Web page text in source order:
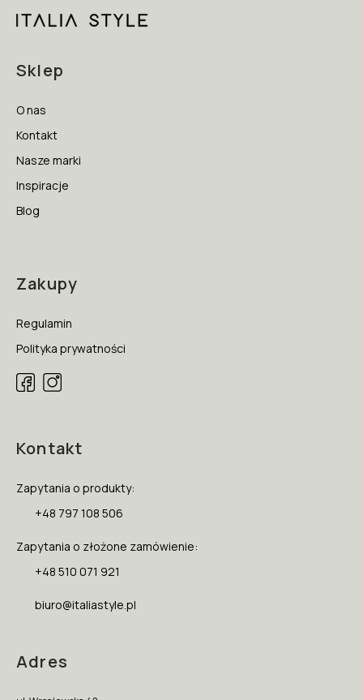
Sklep
O nas
Kontakt
Nasze marki
Inspiracje
Blog
Zakupy
Regulamin
Polityka prywatności
Kontakt
Zapytania o produkty:
+48 797 108 506
Zapytania o złożone zamówienie:
+48 510 071 921
biuro@italiastyle.pl
Adres